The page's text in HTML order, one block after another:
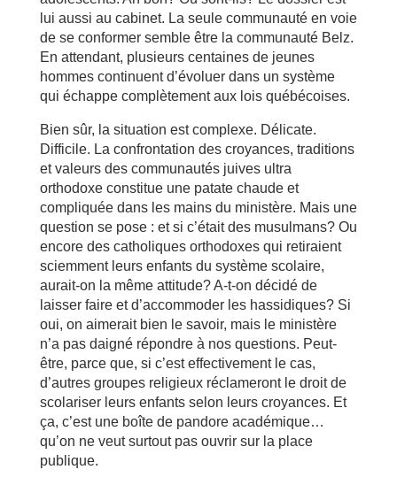
lui aussi au cabinet. La seule communauté en voie
de se conformer semble être la communauté Belz.
En attendant, plusieurs centaines de jeunes
hommes continuent d’évoluer dans un système
qui échappe complètement aux lois québécoises.
Bien sûr, la situation est complexe. Délicate.
Difficile. La confrontation des croyances, traditions
et valeurs des communautés juives ultra
orthodoxe constitue une patate chaude et
compliquée dans les mains du ministère. Mais une
question se pose : et si c’était des musulmans? Ou
encore des catholiques orthodoxes qui retiraient
sciemment leurs enfants du système scolaire,
aurait-on la même attitude? A-t-on décidé de
laisser faire et d’accommoder les hassidiques? Si
oui, on aimerait bien le savoir, mais le ministère
n’a pas daigné répondre à nos questions. Peut-
être, parce que, si c’est effectivement le cas,
d’autres groupes religieux réclameront le droit de
scolariser leurs enfants selon leurs croyances. Et
ça, c’est une boîte de pandore académique…
qu’on ne veut surtout pas ouvrir sur la place
publique.